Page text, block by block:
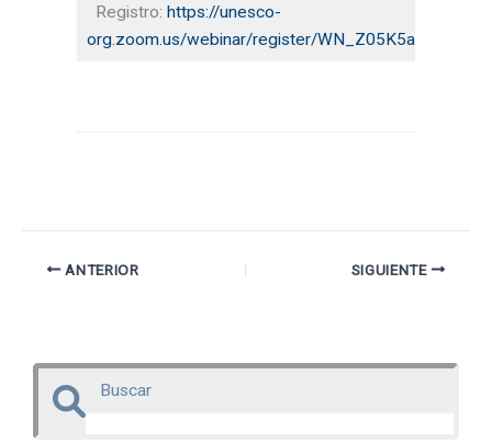
Registro: https://unesco-
org.zoom.us/webinar/register/
ANTERIOR SIGUIENTE